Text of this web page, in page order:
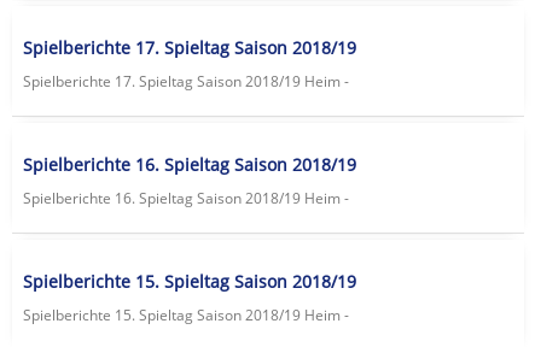
Spielberichte 17. Spieltag Saison 2018/19
Spielberichte 17. Spieltag Saison 2018/19 Heim -
Spielberichte 16. Spieltag Saison 2018/19
Spielberichte 16. Spieltag Saison 2018/19 Heim -
Spielberichte 15. Spieltag Saison 2018/19
Spielberichte 15. Spieltag Saison 2018/19 Heim -